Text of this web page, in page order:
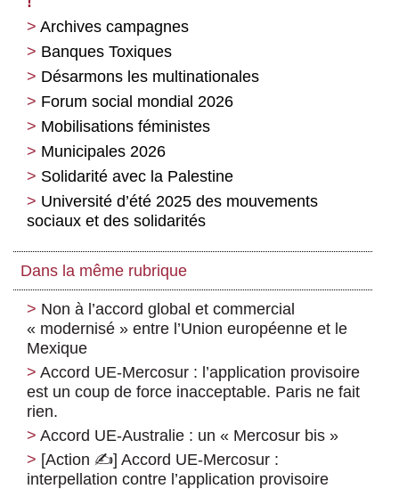
Archives campagnes
Banques Toxiques
Désarmons les multinationales
Forum social mondial 2026
Mobilisations féministes
Municipales 2026
Solidarité avec la Palestine
Université d’été 2025 des mouvements
sociaux et des solidarités
Dans la même rubrique
Non à l’accord global et commercial
« modernisé » entre l’Union européenne et le
Mexique
Accord UE-Mercosur : l’application provisoire
est un coup de force inacceptable. Paris ne fait
rien.
Accord UE-Australie : un « Mercosur bis »
[Action ✍️] Accord UE-Mercosur :
interpellation contre l’application provisoire